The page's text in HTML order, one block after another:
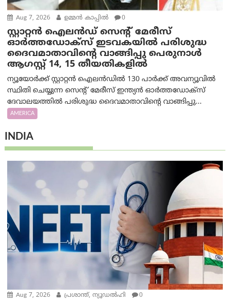
Aug 7, 2026 ഉമ്മന്‍ കാപ്പില്‍ 0
സ്റ്റാറ്റൻ ഐലൻഡ് സെന്റ് മേരീസ്
ഓർത്തഡോക്സ് ഇടവകയിൽ പരിശുദ്ധ
ദൈവമാതാവിന്റെ വാങ്ങിപ്പു പെരുനാൾ
ആഗസ്റ്റ് 14, 15 തീയതികളിൽ
ന്യൂയോർക്ക് സ്റ്റാറ്റൻ ഐലൻഡിൽ 130 പാർക്ക് അവന്യൂവിൽ
സ്ഥിതി ചെയ്യുന്ന സെന്റ് മേരീസ് ഇന്ത്യൻ ഓർത്തഡോക്സ്
ദേവാലയത്തിൽ പരിശുദ്ധ ദൈവമാതാവിന്റെ വാങ്ങിപ്പു...
AMERICA
INDIA
Aug 7, 2026 പ്രശാന്ത്, ന്യൂഡല്‍ഹി 0